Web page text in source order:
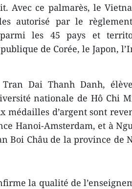
Avec ce palmarès, le
autorisé par le
les 45 pays et
de Corée, le Japon,
Dai Thanh Danh,
nationale de Hô Chi
médailles d’argent sont
Hanoi-Amsterdam, et à
Boi Châu de la province de
la qualité de